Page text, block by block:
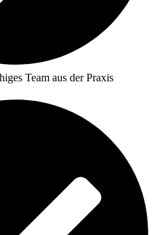
Team aus der Praxis